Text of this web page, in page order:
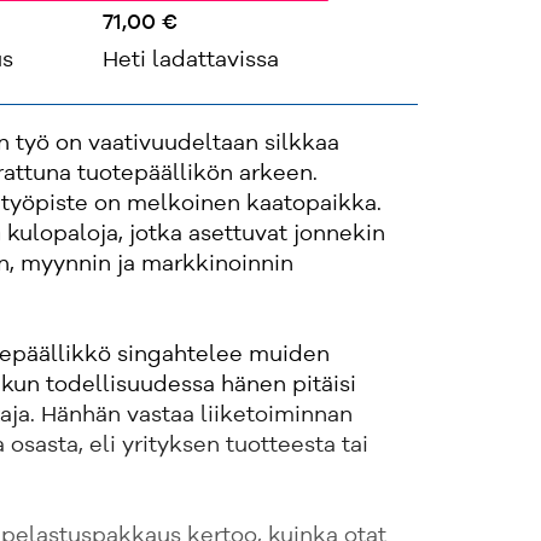
71,00 €
Heti ladattavissa
työ on vaativuudeltaan silkkaa
tuotepäällikön arkeen.
on melkoinen kaatopaikka.
kulopaloja, jotka asettuvat jonnekin
myynnin ja markkinoinnin
singahtelee muiden
todellisuudessa hänen pitäisi
Hänhän vastaa liiketoiminnan
osasta, eli yrityksen tuotteesta tai
kertoo, kuinka otat